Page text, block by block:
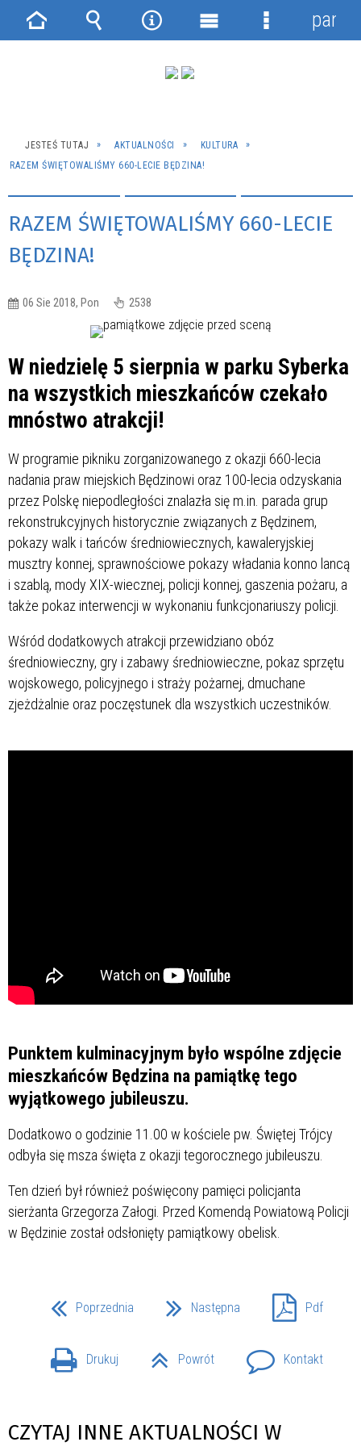
JESTEŚ TUTAJ AKTUALNOŚCI
KULTURA
RAZEM ŚWIĘTOWALIŚMY 660-LECIE BĘDZINA!
RAZEM ŚWIĘTOWALIŚMY 660-LECIE
BĘDZINA!
06 Sie 2018, Pon 2538
W niedzielę 5 sierpnia w parku Syberka
na wszystkich mieszkańców czekało
mnóstwo atrakcji!
W programie pikniku zorganizowanego z okazji 660-lecia
nadania praw miejskich Będzinowi oraz 100-lecia odzyskania
przez Polskę niepodległości znalazła się m.in. parada grup
rekonstrukcyjnych historycznie związanych z Będzinem,
pokazy walk i tańców średniowiecznych, kawaleryjskiej
musztry konnej, sprawnościowe pokazy władania konno lancą
i szablą, mody XIX-wiecznej, policji konnej, gaszenia pożaru, a
także pokaz interwencji w wykonaniu funkcjonariuszy policji.
Wśród dodatkowych atrakcji przewidziano obóz
średniowieczny, gry i zabawy średniowieczne, pokaz sprzętu
wojskowego, policyjnego i straży pożarnej, dmuchane
zjeżdżalnie oraz poczęstunek dla wszystkich uczestników.
Punktem kulminacyjnym było wspólne zdjęcie
mieszkańców Będzina na pamiątkę tego
wyjątkowego jubileuszu.
Dodatkowo o godzinie 11.00 w kościele pw. Świętej Trójcy
odbyła się msza święta z okazji tegorocznego jubileuszu.
Ten dzień był również poświęcony pamięci policjanta
sierżanta Grzegorza Załogi. Przed Komendą Powiatową Policji
w Będzinie został odsłonięty pamiątkowy obelisk.
Poprzednia Następna Pdf
Drukuj Powrót Kontakt
CZYTAJ INNE AKTUALNOŚCI W
Strona Wyszukiwarka
NarzędziaMenu
Menu
panel